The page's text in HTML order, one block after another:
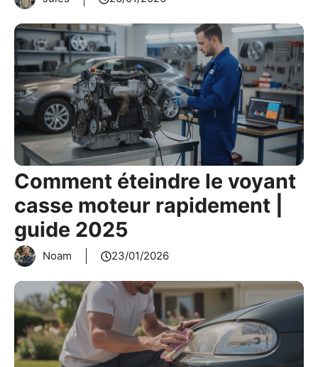
Comment éteindre le voyant
casse moteur rapidement |
guide 2025
Noam 23/01/2026